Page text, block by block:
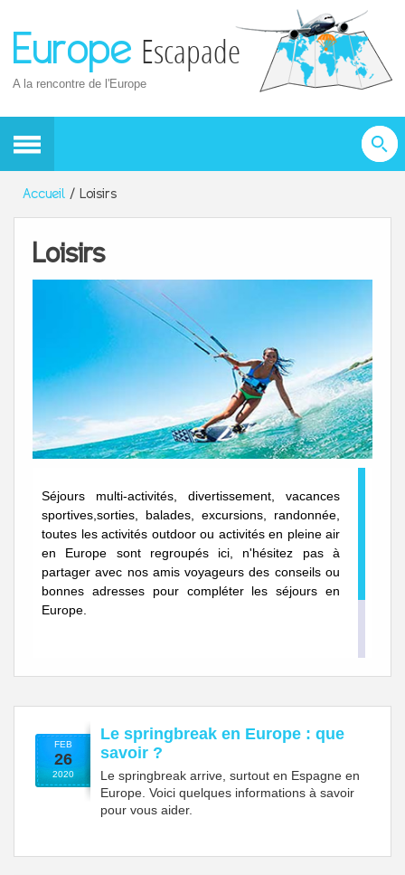
Europe Escapade
A la rencontre de l'Europe
Accueil Loisirs
Loisirs
Séjours multi-activités, divertissement, vacances
sportives,sorties, balades, excursions, randonnée,
toutes les activités outdoor ou activités en pleine air
en Europe sont regroupés ici, n'hésitez pas à
partager avec nos amis voyageurs des conseils ou
bonnes adresses pour compléter les séjours en
Europe.
FEB
26
2020
Le springbreak en Europe : que
savoir ?
Le springbreak arrive, surtout en Espagne en
Europe. Voici quelques informations à savoir
pour vous aider.